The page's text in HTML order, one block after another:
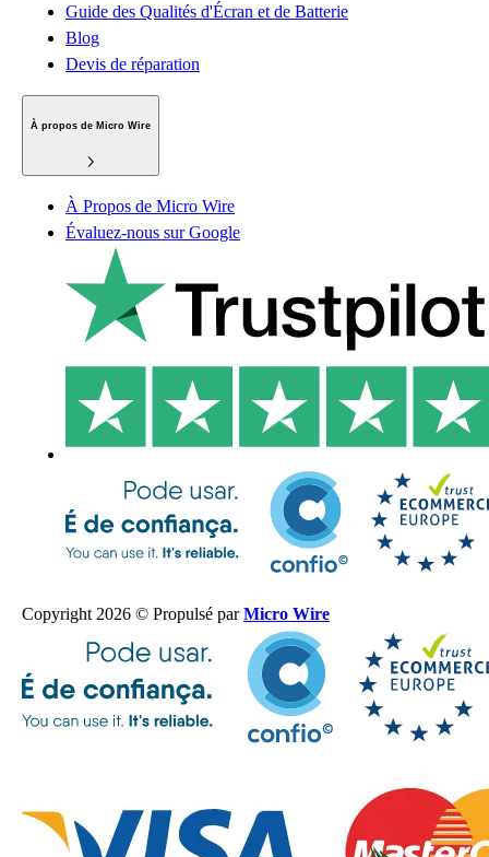
Guide des Qualités d'Écran et de Batterie
Blog
Devis de réparation
À propos de Micro Wire
À Propos de Micro Wire
Évaluez-nous sur Google
Copyright 2026 © Propulsé parMicro Wire